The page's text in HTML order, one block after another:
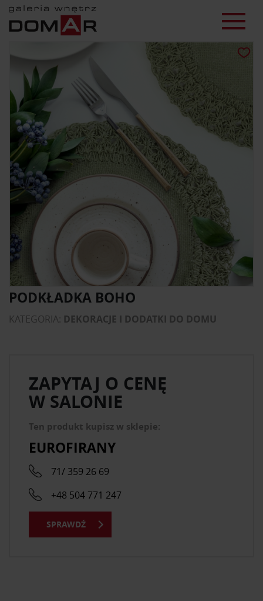
PODKŁADKA BOHO
KATEGORIA: DEKORACJE I DODATKI DO DOMU
ZAPYTAJ O CENĘ
W SALONIE
Ten produkt kupisz w sklepie:
EUROFIRANY
71/ 359 26 69
+48 504 771 247
SPRAWDŹ